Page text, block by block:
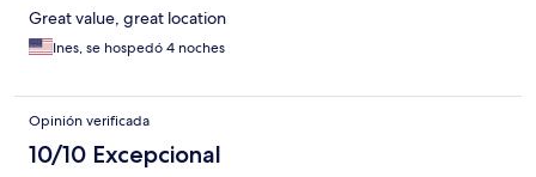
Great value, great location
Ines, se hospedó 4 noches
Opinión verificada
10/10 Excepcional